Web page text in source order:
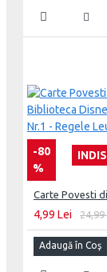
-80
%
4,99 Lei 24,99
Adaugă în Coş